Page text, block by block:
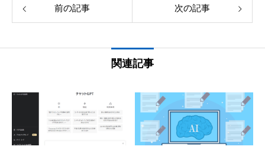
前の記事 次の記事
関連記事